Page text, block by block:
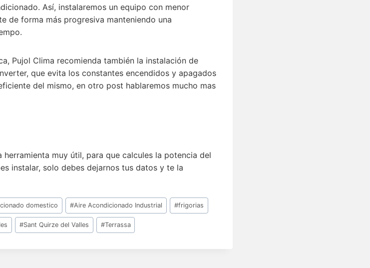
Así, instalaremos un equipo con menor
de forma más progresiva manteniendo una
Pujol Clima recomienda también la instalación de
que evita los constantes encendidos y apagados
del mismo, en otro post hablaremos mucho mas
herramienta muy útil, para que calcules la potencia del
instalar, solo debes dejarnos tus datos y te la
domestico #Aire Acondicionado Industrial #frigorias
#Sant Quirze del Valles #Terrassa